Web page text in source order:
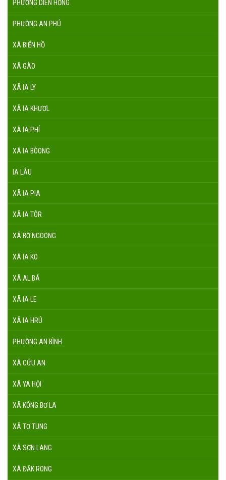
PHƯỜNG DIÊN HỒNG
PHƯỜNG AN PHÚ
XÃ BIỂN HỒ
XÃ GÀO
XÃ IA LY
XÃ IA KHƯƠL
XÃ IA PHÍ
XÃ IA BÒONG
IA LÂU
XÃ IA PIA
XÃ IA TÔR
XÃ BỜ NGOONG
XÃ IA KO
XÃ AL BÁ
XÃ IA LE
XÃ IA HRÚ
PHƯỜNG AN BÌNH
XÃ CỬU AN
XÃ YA HỘI
XÃ KÔNG BƠ LA
XÃ TƠ TUNG
XÃ SƠN LANG
XÃ ĐĂK RONG